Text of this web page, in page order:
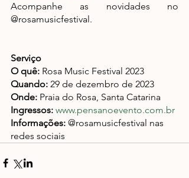
Acompanhe as novidades no
@rosamusicfestival.
Serviço
O quê: Rosa Music Festival 2023
Quando: 29 de dezembro de 2023
Onde: Praia do Rosa, Santa Catarina
Ingressos: www.pensanoevento.com.br
Informações: @rosamusicfestival nas
redes sociais